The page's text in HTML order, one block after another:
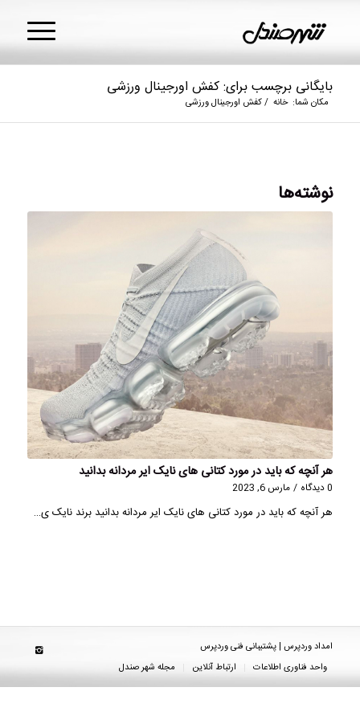
بایگانی برچسب برای: کفش اورجینال ورزشی
مکان شما: خانه /کفش اورجینال ورزشی
نوشته‌ها
هر آنچه که باید در مورد کتانی های نایک ایر مردانه بدانید
0 دیدگاه / مارس 6, 2023
هر آنچه که باید در مورد کتانی های نایک ایر مردانه بدانید برند نایک ی…
امداد وردپرس | پشتیبانی فنی وردپرس
واحد فناوری اطلاعات
ارتباط آنلاین مجله شهر صندل